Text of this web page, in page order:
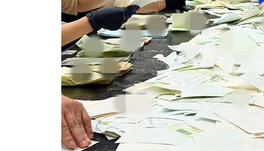
선재도서 해루질 나섰다 실종 60대, 닷새 만에 숨진 채 발견
남자 농구, 나고야 아시안게임서 '홈팀' 일본과 한일전
여수 오동도 해상서 모터보트 전복…1명 사망·1명 실종
극한폭염 한풀 꺾이지만…'낮 최고 35도' 무더위, 열대야 계속[다
축구협회 "압수수색·성접대 논란 사과…쇄신의 기회로 삼겠다"
[속보]'압수수색·성접대 논란' 축구협회 "실망과 걱정 안겨드려
'최고 37도' 폭염 지속…강원동해안 최대 150㎜ 비
[속보]뉴욕증시 상승 마감…S&P 0.6% 나스닥 1.3%↑